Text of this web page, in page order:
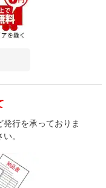
行を承っておりま
。